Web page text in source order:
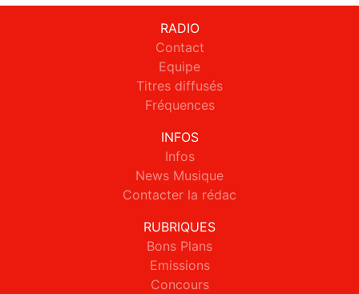
RADIO
Contact
Equipe
Titres diffusés
Fréquences
INFOS
Infos
News Musique
Contacter la rédac
RUBRIQUES
Bons Plans
Emissions
Concours